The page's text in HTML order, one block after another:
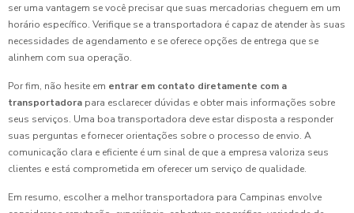
ser uma vantagem se você precisar que suas mercadorias cheguem em um
horário específico. Verifique se a transportadora é capaz de atender às suas
necessidades de agendamento e se oferece opções de entrega que se
alinhem com sua operação.
Por fim, não hesite em entrar em contato diretamente com a
transportadora para esclarecer dúvidas e obter mais informações sobre
seus serviços. Uma boa transportadora deve estar disposta a responder
suas perguntas e fornecer orientações sobre o processo de envio. A
comunicação clara e eficiente é um sinal de que a empresa valoriza seus
clientes e está comprometida em oferecer um serviço de qualidade.
Em resumo, escolher a melhor transportadora para Campinas envolve